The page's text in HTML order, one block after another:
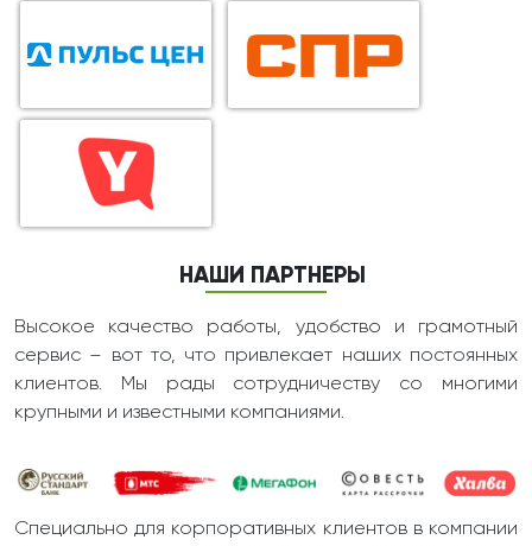
НАШИ ПАРТНЕРЫ
Высокое качество работы, удобство и грамотный
сервис – вот то, что привлекает наших постоянных
клиентов. Мы рады сотрудничеству со многими
крупными и известными компаниями.
Специально для корпоративных клиентов в компании